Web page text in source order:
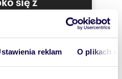
reklam O plikach
kawiarnia, biuro,
ekspozycja i naturalne
prestiżu i